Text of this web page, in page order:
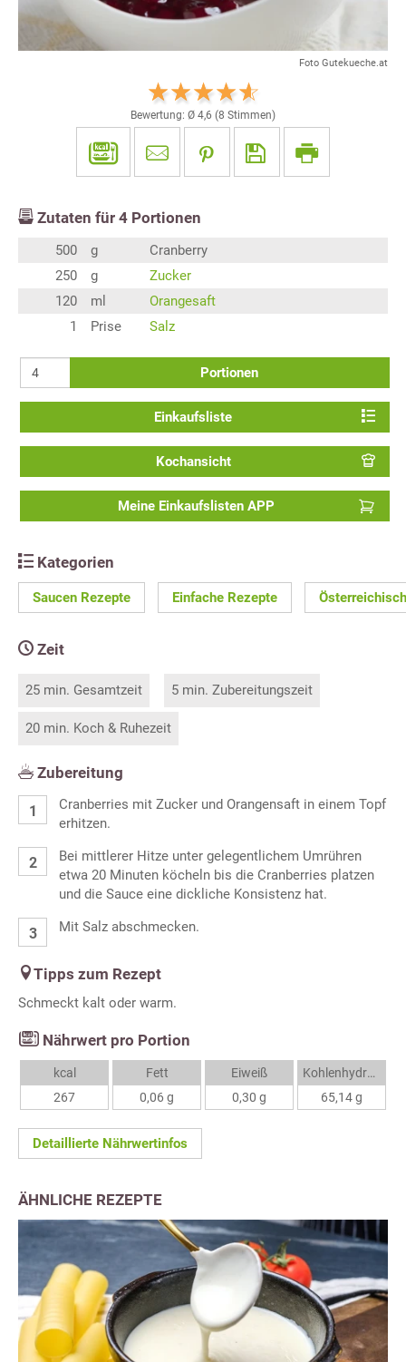
Foto Gutekueche.at
Bewertung: Ø 4,6 (8 Stimmen)
Zutaten für 4 Portionen
500 g
Cranberry
250
g
Zucker
120
ml
Orangesaft
1
Prise Salz
Portionen
Einkaufsliste
Kochansicht
Meine Einkaufslisten APP
Kategorien
Saucen Rezepte Einfache Rezepte
Zeit
25 min. Gesamtzeit 5 min. Zubereitungszeit
20 min. Koch & Ruhezeit
Zubereitung
Cranberries mit Zucker und Orangensaft in einem Topf
erhitzen.
Bei mittlerer Hitze unter gelegentlichem Umrühren
etwa 20 Minuten köcheln bis die Cranberries platzen
und die Sauce eine dickliche Konsistenz hat.
Mit Salz abschmecken.
Tipps zum Rezept
Schmeckt kalt oder warm.
Nährwert pro Portion
kcal
267
Fett
0,06 g
Eiweiß
0,30 g
Kohlenhydrate
65,14 g
Detaillierte Nährwertinfos
ÄHNLICHE REZEPTE